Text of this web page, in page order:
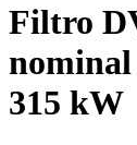
Filtro
nominal
315 kW